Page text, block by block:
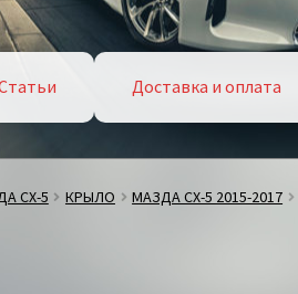
Доставка и оплата
СХ-5 КРЫЛО МАЗДА СХ-5 2015-2017